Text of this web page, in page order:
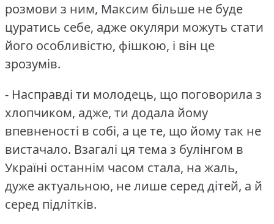
розмови з ним, Максим більше не буде
цуратись себе, адже окуляри можуть стати
його особливістю, фішкою, і він це
зрозумів.
- Насправді ти молодець, що поговорила з
хлопчиком, адже, ти додала йому
впевненості в собі, а це те, що йому так не
вистачало. Взагалі ця тема з булінгом в
Україні останнім часом стала, на жаль,
дуже актуальною, не лише серед дітей, а й
серед підлітків.